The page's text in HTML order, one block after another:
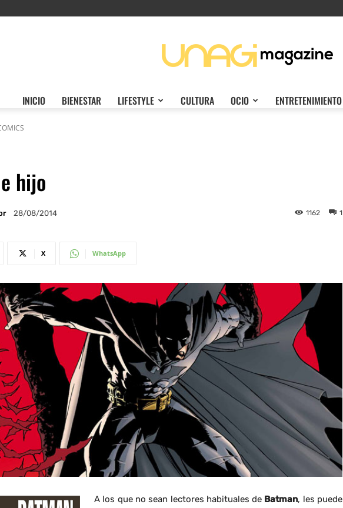
INICIO BIENESTAR LIFESTYLE CULTURA OCIO ENTRETENIMIENTO
hijo
28/08/2014 1
1162
X WhatsApp
A los que no sean lectores habituales de Batman, les puede